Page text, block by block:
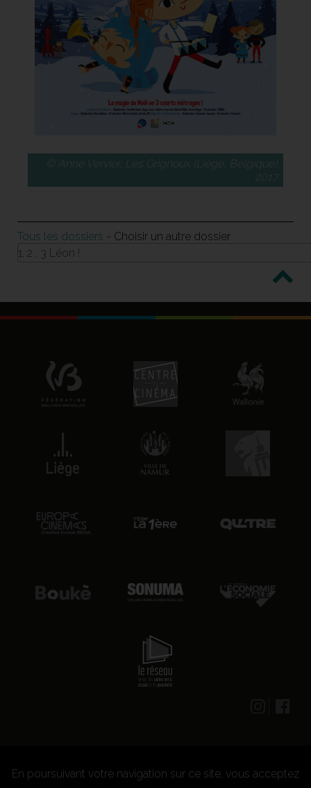
© Anne Vervier, Les Grignoux (Liège, Belgique),
2017.
Tous les dossiers - Choisir un autre dossier
1, 2 , 3 Léon !
© 2026 CENTRE CULTUREL LES GRIGNOUX ASBL -
Kit presse
Conditions générales d'utilisation
En poursuivant votre navigation sur ce site, vous acceptez